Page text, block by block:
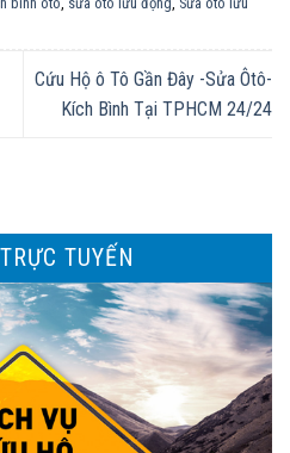
Cứu Hộ ô Tô Gần Đây -Sửa Ôtô-
Kích Bình Tại TPHCM 24/24
TUYẾN